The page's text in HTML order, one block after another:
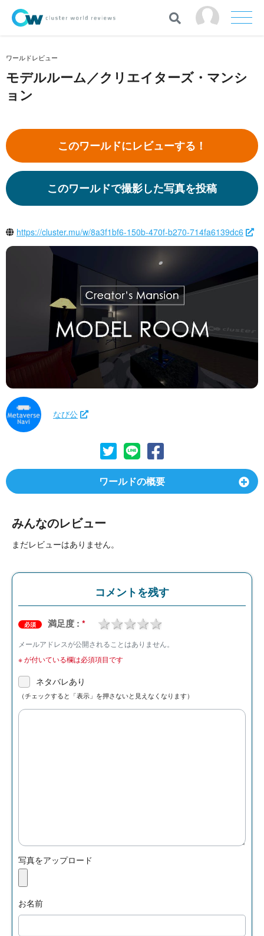
ワールドレビュー
モデルルーム／クリエイターズ・マンシ
ョン
このワールドにレビューする！
このワールドで撮影した写真を投稿
https://cluster.mu/w/8a3f1bf6-150b-470f-b270-714fa6139dc6
なび公
ワールドの概要
みんなのレビュー
まだレビューはありません。
コメントを残す
必須 満足度 : * 4 stars
3 stars
2 stars
1 star
メールアドレスが公開されることはありません。
※が付いている欄は必須項目です
ネタバレあり
（チェックすると「表示」を押さないと見えなくなります）
写真をアップロード
お名前